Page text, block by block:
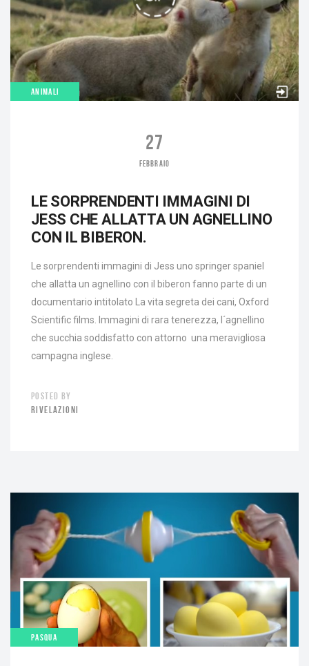
ANIMALI
27
FEBBRAIO
LE SORPRENDENTI IMMAGINI DI
JESS CHE ALLATTA UN AGNELLINO
CON IL BIBERON.
Le sorprendenti immagini di Jess uno springer spaniel
che allatta un agnellino con il biberon fanno parte di un
documentario intitolato La vita segreta dei cani, Oxford
Scientific films. Immagini di rara tenerezza, l´agnellino
che succhia soddisfatto con attorno una meravigliosa
campagna inglese.
POSTED BY
RIVELAZIONI
PASQUA